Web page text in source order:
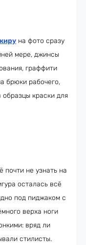
на фото сразу
мере, джинсы
граффити
брюки рабочего,
краски для
почти не узнать на
осталась всё
под пиджаком с
верха ноги
вряд ли
стилисты.